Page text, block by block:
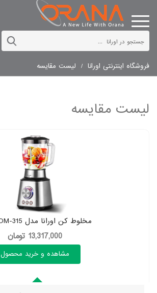
فروشگاه اینترنتی اورانا لیست مقایسه
لیست مقایسه
مخلوط کن اورانا مدل OM-315 شسی
13,317,000 تومان
مشاهده و خرید محصول